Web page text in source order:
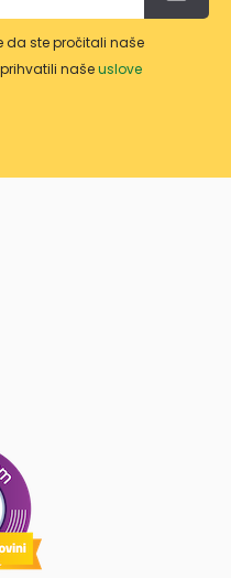
da ste pročitali naše
našeuslove